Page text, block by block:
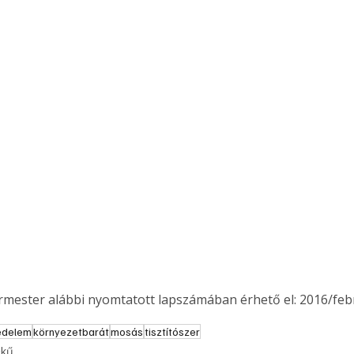
alábbi nyomtatott lapszámában érhető el: 2016/
környezetbarátmosástisztítószer